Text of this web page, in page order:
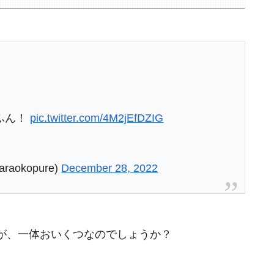
ん！ pic.twitter.com/4M2jEfDZIG
December 28, 2022
一体おいくつなのでしょうか？